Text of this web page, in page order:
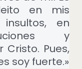
en mis
en
y
Pues,
soy fuerte.»